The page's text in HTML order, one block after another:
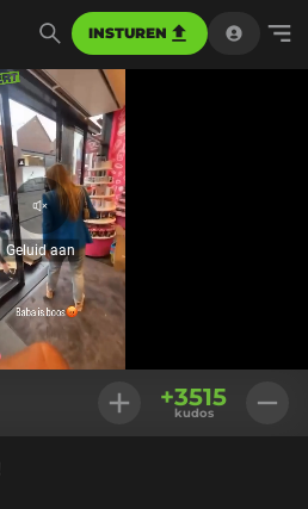
INSTUREN
Geluid
aan
Geluid aan
Geladen
100.00%
+3515
kudos